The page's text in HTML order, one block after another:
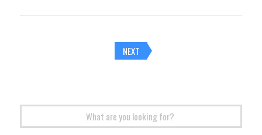
Posts
navigation
NEXT